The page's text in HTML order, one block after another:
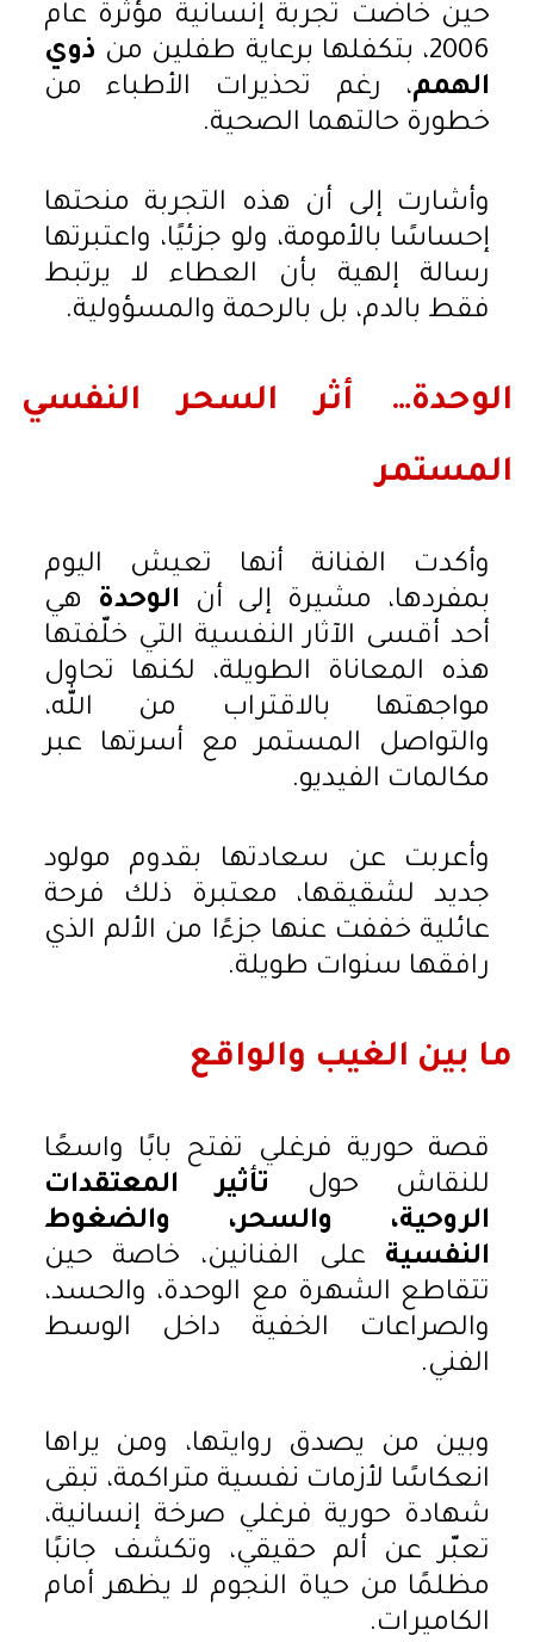
حين خاضت تجربة إنسانية مؤثرة عام
2006، بتكفلها برعاية طفلين من
ذوي
الهمم، رغم تحذيرات الأطباء من
خطورة حالتهما الصحية.
وأشارت إلى أن هذه التجربة منحتها
إحساسًا بالأمومة، ولو جزئيًا، واعتبرتها
رسالة إلهية بأن العطاء لا يرتبط
فقط بالدم، بل بالرحمة والمسؤولية.
الوحدة… أثر السحر النفسي
المستمر
وأكدت الفنانة أنها تعيش اليوم
بمفردها، مشيرة إلى أن الوحدة هي
أحد أقسى الآثار النفسية التي خلّفتها
هذه المعاناة الطويلة، لكنها تحاول
مواجهتها بالاقتراب من الله،
والتواصل المستمر مع أسرتها عبر
مكالمات الفيديو.
وأعربت عن سعادتها بقدوم مولود
جديد لشقيقها، معتبرة ذلك فرحة
عائلية خففت عنها جزءًا من الألم الذي
رافقها سنوات طويلة.
ما بين الغيب والواقع
قصة حورية فرغلي تفتح بابًا واسعًا
للنقاش حول تأثير المعتقدات
الروحية، والسحر، والضغوط
النفسية على الفنانين، خاصة حين
تتقاطع الشهرة مع الوحدة، والحسد،
والصراعات الخفية داخل الوسط
الفني.
وبين من يصدق روايتها، ومن يراها
انعكاسًا لأزمات نفسية متراكمة، تبقى
شهادة حورية فرغلي صرخة إنسانية،
تعبّر عن ألم حقيقي، وتكشف جانبًا
مظلمًا من حياة النجوم لا يظهر أمام
الكاميرات.